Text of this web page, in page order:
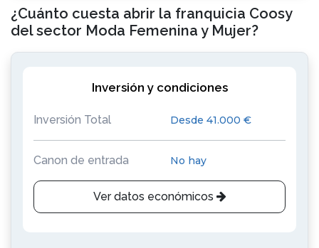
¿Cuánto cuesta abrir la franquicia Coosy
del sector Moda Femenina y Mujer?
Inversión y condiciones
Inversión Total Desde 41.000 €
Canon de entrada No hay
Ver datos económicos